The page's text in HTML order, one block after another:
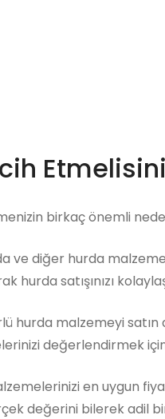
birkaç önemli
ve diğer hurda
satışınızı
hurda malzemeyi
değerlendirmek
en uygun
değerini bilerek adil